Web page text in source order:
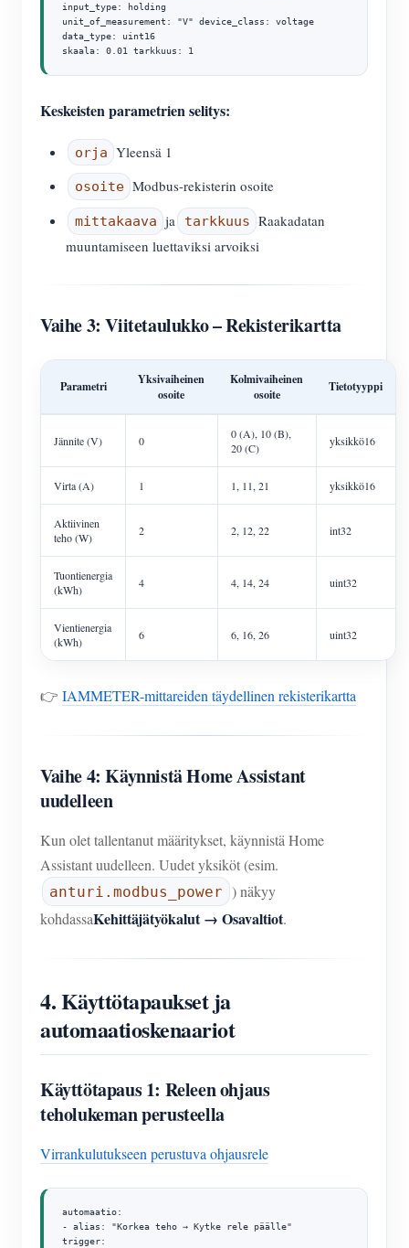
input_type: holding
unit_of_measurement: "V" device_class: voltage
data_type: uint16
skaala: 0.01 tarkkuus: 1
Keskeisten parametrien selitys:
orja Yleensä 1
osoite Modbus-rekisterin osoite
mittakaava ja tarkkuus Raakadatan
muuntamiseen luettaviksi arvoiksi
Vaihe 3: Viitetaulukko – Rekisterikartta
Parametri
Yksivaiheinen
osoite
Kolmivaiheinen
osoite
Tietotyyppi
Jännite (V) 0
0 (A), 10 (B),
20 (C)
yksikkö16
Virta (A) 1 1, 11, 21 yksikkö16
Aktiivinen
teho (W)
2 2, 12, 22 int32
Tuontienergia
(kWh)
4 4, 14, 24 uint32
Vientienergia
(kWh)
6 6, 16, 26 uint32
👉 IAMMETER-mittareiden täydellinen rekisterikartta
Vaihe 4: Käynnistä Home Assistant
uudelleen
Kun olet tallentanut määritykset, käynnistä Home
Assistant uudelleen. Uudet yksiköt (esim.
anturi.modbus_power ) näkyy
kohdassaKehittäjätyökalut → Osavaltiot.
4. Käyttötapaukset ja
automaatioskenaariot
Käyttötapaus 1: Releen ohjaus
teholukeman perusteella
Virrankulutukseen perustuva ohjausrele
automaatio:
- alias: "Korkea teho → Kytke rele päälle"
trigger: